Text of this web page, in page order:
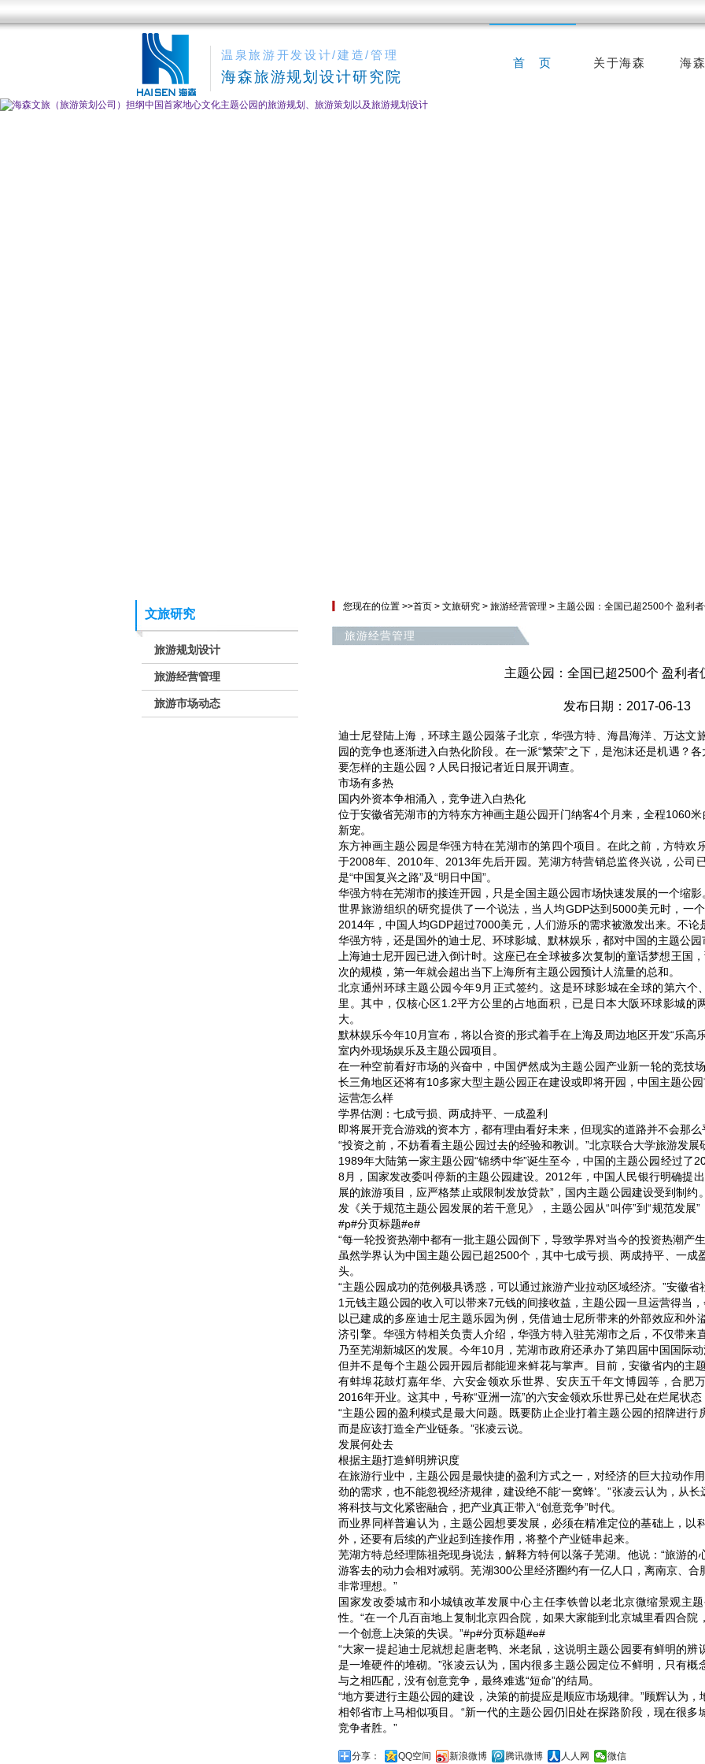
温泉旅游开发设计/建造/管理
海森旅游规划设计研究院
首 页 关于海森 海
文旅研究
旅游规划设计
旅游经营管理
旅游市场动态
您现在的位置 >>首页 > 文旅研究 > 旅游经营管理 > 主题公园：全国已超2500个 盈利
旅游经营管理
主题公园：全国已超2500个 盈利者
发布日期：2017-06-13
迪士尼登陆上海，环球主题公园落子北京，华强方特、海昌海洋、万达文
园的竞争也逐渐进入白热化阶段。在一派“繁荣”之下，是泡沫还是机遇？
要怎样的主题公园？人民日报记者近日展开调查。
市场有多热
国内外资本争相涌入，竞争进入白热化
位于安徽省芜湖市的方特东方神画主题公园开门纳客4个月来，全程1060
新宠。
东方神画主题公园是华强方特在芜湖市的第四个项目。在此之前，方特欢
于2008年、2010年、2013年先后开园。芜湖方特营销总监佟兴说，公司
是“中国复兴之路”及“明日中国”。
华强方特在芜湖市的接连开园，只是全国主题公园市场快速发展的一个缩影
世界旅游组织的研究提供了一个说法，当人均GDP达到5000美元时，一
2014年，中国人均GDP超过7000美元，人们游乐的需求被激发出来。不论
华强方特，还是国外的迪士尼、环球影城、默林娱乐，都对中国的主题公园
上海迪士尼开园已进入倒计时。这座已在全球被多次复制的童话梦想王国
次的规模，第一年就会超出当下上海所有主题公园预计人流量的总和。
北京通州环球主题公园今年9月正式签约。这是环球影城在全球的第六
里。其中，仅核心区1.2平方公里的占地面积，已是日本大阪环球影城的
大。
默林娱乐今年10月宣布，将以合资的形式着手在上海及周边地区开发“乐高
室内外现场娱乐及主题公园项目。
在一种空前看好市场的兴奋中，中国俨然成为主题公园产业新一轮的竞技
长三角地区还将有10多家大型主题公园正在建设或即将开园，中国主题公
运营怎么样
学界估测：七成亏损、两成持平、一成盈利
即将展开竞合游戏的资本方，都有理由看好未来，但现实的道路并不会那么
“投资之前，不妨看看主题公园过去的经验和教训。”北京联合大学旅游发
1989年大陆第一家主题公园“锦绣中华”诞生至今，中国的主题公园经过了
8月，国家发改委叫停新的主题公园建设。2012年，中国人民银行明确提
展的旅游项目，应严格禁止或限制发放贷款”，国内主题公园建设受到制
发《关于规范主题公园发展的若干意见》，主题公园从“叫停”到“规范发展”
#p#分页标题#e#
“每一轮投资热潮中都有一批主题公园倒下，导致学界对当今的投资热潮产生
虽然学界认为中国主题公园已超2500个，其中七成亏损、两成持平、一
头。
“主题公园成功的范例极具诱惑，可以通过旅游产业拉动区域经济。”安徽
1元钱主题公园的收入可以带来7元钱的间接收益，主题公园一旦运营得当
以已建成的多座迪士尼主题乐园为例，凭借迪士尼所带来的外部效应和外
济引擎。华强方特相关负责人介绍，华强方特入驻芜湖市之后，不仅带来
乃至芜湖新城区的发展。今年10月，芜湖市政府还承办了第四届中国国际动
但并不是每个主题公园开园后都能迎来鲜花与掌声。目前，安徽省内的主
有蚌埠花鼓灯嘉年华、六安金领欢乐世界、安庆五千年文博园等，合肥
2016年开业。这其中，号称“亚洲一流”的六安金领欢乐世界已处在烂尾状
“主题公园的盈利模式是最大问题。既要防止企业打着主题公园的招牌进行
而是应该打造全产业链条。”张凌云说。
发展何处去
根据主题打造鲜明辨识度
在旅游行业中，主题公园是最快捷的盈利方式之一，对经济的巨大拉动作
劲的需求，也不能忽视经济规律，建设绝不能‘一窝蜂’。”张凌云认为，从
将科技与文化紧密融合，把产业真正带入“创意竞争”时代。
而业界同样普遍认为，主题公园想要发展，必须在精准定位的基础上，以
外，还要有后续的产业起到连接作用，将整个产业链串起来。
芜湖方特总经理陈祖尧现身说法，解释方特何以落子芜湖。他说：“旅游的
游客去的动力会相对减弱。芜湖300公里经济圈约有一亿人口，离南京、
非常理想。”
国家发改委城市和小城镇改革发展中心主任李铁曾以老北京微缩景观主
性。“在一个几百亩地上复制北京四合院，如果大家能到北京城里看四合
一个创意上决策的失误。”#p#分页标题#e#
“大家一提起迪士尼就想起唐老鸭、米老鼠，这说明主题公园要有鲜明的
是一堆硬件的堆砌。”张凌云认为，国内很多主题公园定位不鲜明，只有
与之相匹配，没有创意竞争，最终难逃“短命”的结局。
“地方要进行主题公园的建设，决策的前提应是顺应市场规律。”顾辉认为
相邻省市上马相似项目。“新一代的主题公园仍旧处在探路阶段，现在很
竞争者胜。”
分享： QQ空间 新浪微博 腾讯微博 人人网 微信